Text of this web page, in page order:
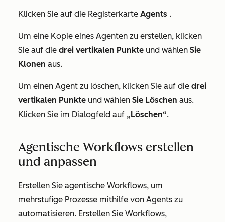
Klicken Sie auf die Registerkarte Agents .
Um eine Kopie eines Agenten zu erstellen, klicken
Sie auf die drei vertikalen Punkte und wählen Sie
Klonen aus.
Um einen Agent zu löschen, klicken Sie auf die drei
vertikalen Punkte und wählen Sie Löschen aus.
Klicken Sie im Dialogfeld auf „Löschen“.
Agentische Workflows erstellen
und anpassen
Erstellen Sie agentische Workflows, um
mehrstufige Prozesse mithilfe von Agents zu
automatisieren. Erstellen Sie Workflows,